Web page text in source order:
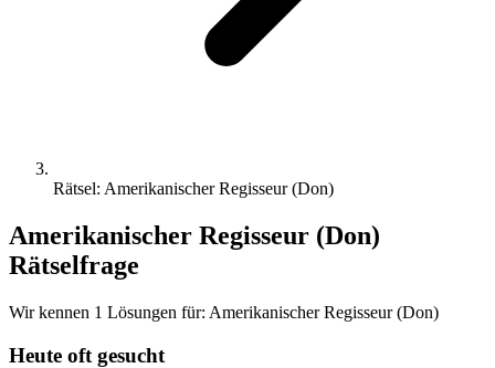
Rätsel: Amerikanischer Regisseur (Don)
Amerikanischer Regisseur (Don)
Rätselfrage
Wir kennen 1 Lösungen für: Amerikanischer Regisseur (Don)
Heute oft gesucht